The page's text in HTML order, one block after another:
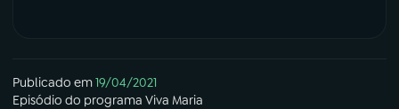
Publicado em19/04/2021
Episódio do programa Viva Maria